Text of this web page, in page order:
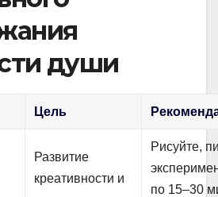
души
Цель
Развитие
креативности и
Рисуйте,
по 15–30